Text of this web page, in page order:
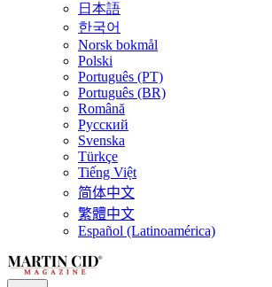
日本語
한국어
Norsk bokmål
Polski
Português (PT)
Português (BR)
Română
Русский
Svenska
Türkçe
Tiếng Việt
简体中文
繁體中文
Español (Latinoamérica)